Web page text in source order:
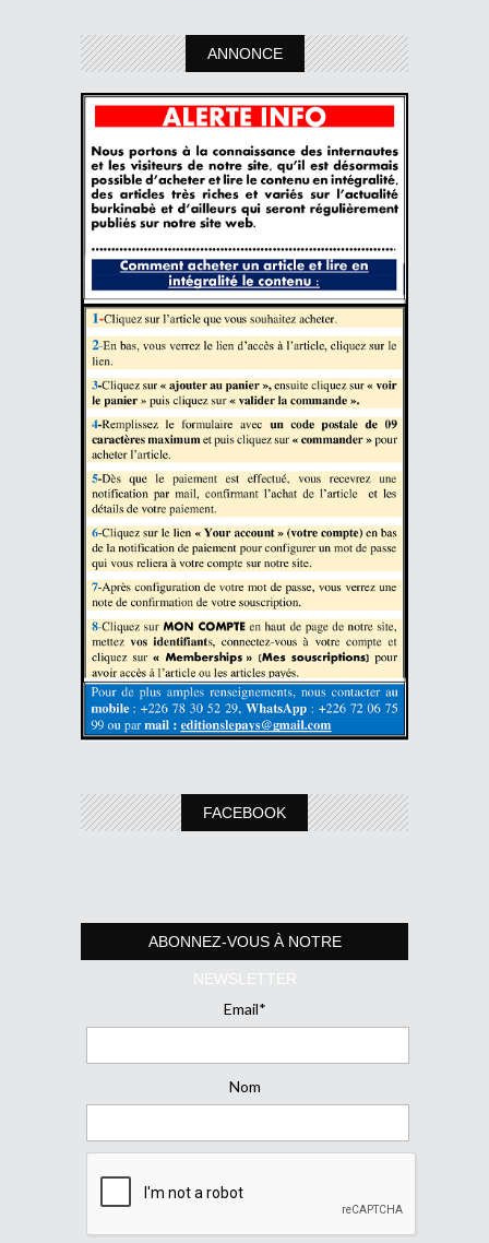
ANNONCE
FACEBOOK
ABONNEZ-VOUS À NOTRE
NEWSLETTER
Email*
Nom